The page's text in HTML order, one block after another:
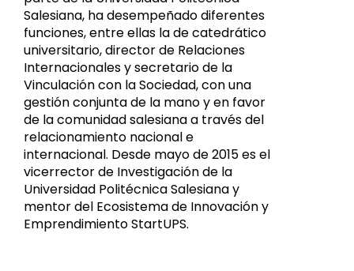
Salesiana, ha desempeñado diferentes
funciones, entre ellas la de catedrático
universitario, director de Relaciones
Internacionales y secretario de la
Vinculación con la Sociedad, con una
gestión conjunta de la mano y en favor
de la comunidad salesiana a través del
relacionamiento nacional e
internacional. Desde mayo de 2015 es el
vicerrector de Investigación de la
Universidad Politécnica Salesiana y
mentor del Ecosistema de Innovación y
Emprendimiento StartUPS.